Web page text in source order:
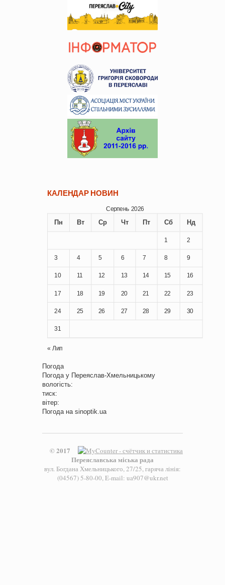
КАЛЕНДАР НОВИН
Серпень 2026
Пн Вт Ср Чт Пт Сб Нд
1 2
3 4 5 6 7 8 9
10 11 12 13 14 15 16
17 18 19 20 21 22 23
24 25 26 27 28 29 30
31
« Лип
Погода
Погода у Переяслав-Хмельницькому
вологість:
тиск:
вітер:
Погода на sinoptik.ua
© 2017
Переяславська міська рада
вул. Богдана Хмельницького, 27/25, гаряча лінія:
(04567) 5-80-00, E-mail: ua907@ukr.net